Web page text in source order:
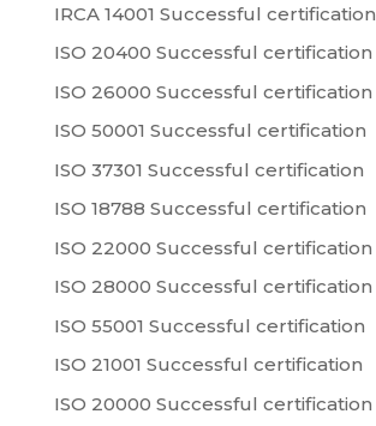
IRCA 14001 Successful certification
ISO 20400 Successful certification
ISO 26000 Successful certification
ISO 50001 Successful certification
ISO 37301 Successful certification
ISO 18788 Successful certification
ISO 22000 Successful certification
ISO 28000 Successful certification
ISO 55001 Successful certification
ISO 21001 Successful certification
ISO 20000 Successful certification